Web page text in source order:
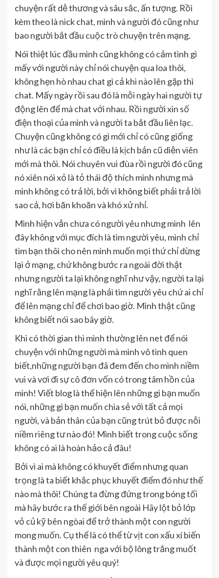
chuyện rất dễ thương và sâu sắc, ấn tượng. Rồi
kèm theo là nick chat, mình và người đó cũng như
bao người bắt đầu cuộc trò chuyện trên mạng.
Nói thiệt lúc đầu mình cũng không có cảm tình gì
mấy với người này chỉ nói chuyện qua loa thôi,
không hẹn hò nhau chat gì cả khi nào lên gặp thì
chat. Mấy ngày rồi sau đó là mỗi ngày hai người tự
động lên để mà chat với nhau. Rồi người xin số
điện thoại của mình và người ta bắt đầu liên lạc.
Chuyện cũng không có gì mới chỉ có cũng giống
như là các bạn chỉ có điều là kịch bản cũ diễn viên
mới mà thôi. Nói chuyên vui đùa rồi người đó cũng
nó xiên nói xỏ là tỏ thái độ thích mình nhưng mà
mình không có trả lời, bởi vì không biết phải trả lời
sao cả, hơi băn khoăn và khó xử nhỉ.
Mình hiện vẫn chưa có người yêu nhưng mình lên
đây không với mục đích là tìm người yêu, mình chỉ
tìm bạn thôi cho nên mình muốn mọi thứ chỉ dừng
lại ở mạng, chứ không bước ra ngoài đời thật
nhưng người ta lại không nghĩ như vậy, người ta lại
nghĩ rằng lên mạng là phải tìm người yêu chứ ai chỉ
để lên mạng chỉ để chơi bao giờ. Mình thật cũng
không biết nói sao bây giờ.
Khi có thời gian thì mình thường lên net để nói
chuyện với những người mà mình vô tình quen
biết,những người bạn đã đem đến cho mình niềm
vui và vơi đi sự cô đơn vốn có trong tâm hồn của
mình! Viết blog là thể hiện lên những gì bạn muốn
nói, những gì bạn muốn chia sẻ với tất cả mọi
người, và bản thân của bạn cũng trút bỏ được nỗi
niềm riêng tư nào đó! Mình biết trong cuộc sống
không có ai là hoàn hảo cả đâu!
Bởi vì ai mà không có khuyết điểm nhưng quan
trọng là ta biết khắc phục khuyết điểm đó như thế
nào mà thôi! Chúng ta đừng đứng trong bóng tối
mà hãy bước ra thế giới bên ngoài Hãy lột bỏ lớp
vỏ củ kỹ bên ngòai để trở thành một con người
mong muốn. Cụ thể là có thể từ vịt con xấu xí biến
thành một con thiên nga với bộ lông trắng muốt
và được mọi người yêu quý!